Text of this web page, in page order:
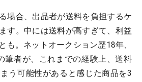
場合、出品者が送料を負担するケ
す。中には送料が高すぎて、利益
も。ネットオークション歴18年、
筆者が、これまでの経験上、送料
う可能性があると感じた商品を3